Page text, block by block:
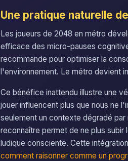
Une pratique naturelle
Les joueurs de 2048 en métro
efficace des micro-pauses
recommande pour optimiser la
l'environnement. Le métro devient
Ce bénéfice inattendu illustre une
jouer influencent plus que nous ne
seulement un contexte dégradé
reconnaître permet de ne plus
ludique consciente. Cette
comment raisonner comme un